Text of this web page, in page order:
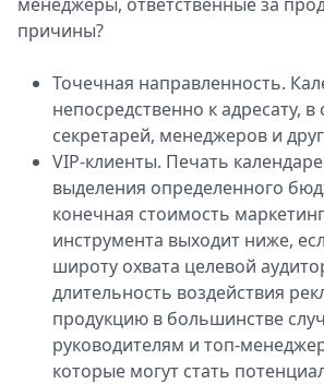
причины?
Точечная направленность.
непосредственно к адресату, в
секретарей, менеджеров и
VIP-клиенты. Печать
выделения определенного
конечная стоимость
инструмента выходит ниже,
широту охвата целевой
длительность воздействия
продукцию в большинстве
руководителям и топ-
которые могут стать